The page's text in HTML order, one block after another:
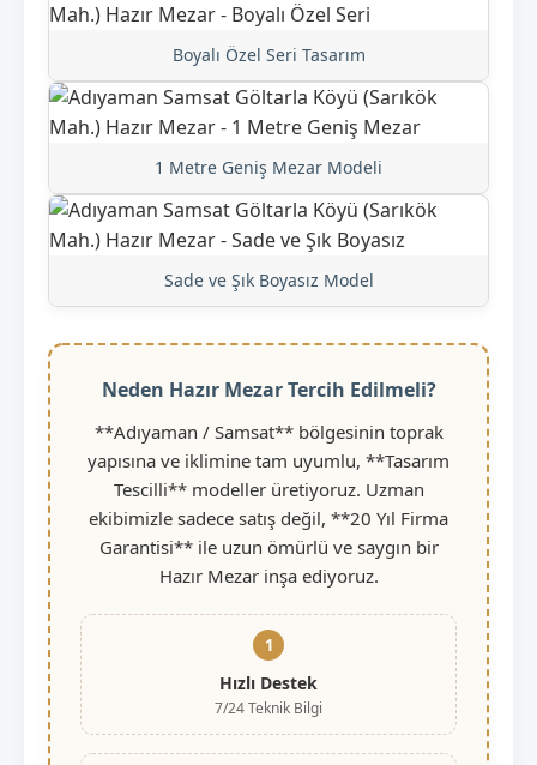
Boyalı Özel Seri Tasarım
1 Metre Geniş Mezar Modeli
Sade ve Şık Boyasız Model
Neden Hazır Mezar Tercih Edilmeli?
**Adıyaman / Samsat** bölgesinin toprak
yapısına ve iklimine tam uyumlu, **Tasarım
Tescilli** modeller üretiyoruz. Uzman
ekibimizle sadece satış değil, **20 Yıl Firma
Garantisi** ile uzun ömürlü ve saygın bir
Hazır Mezar inşa ediyoruz.
1
Hızlı Destek
7/24 Teknik Bilgi